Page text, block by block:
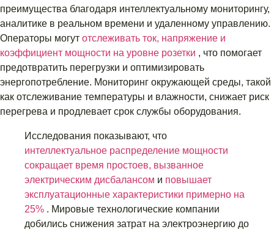
преимущества благодаря интеллектуальному мониторингу,
аналитике в реальном времени и удаленному управлению.
Операторы могут отслеживать ток, напряжение и
коэффициент мощности на уровне розетки , что помогает
предотвратить перегрузки и оптимизировать
энергопотребление. Мониторинг окружающей среды, такой
как отслеживание температуры и влажности, снижает риск
перегрева и продлевает срок службы оборудования.
Исследования показывают, что
интеллектуальное распределение мощности
сокращает время простоев, вызванное
электрическим дисбалансом и повышает
эксплуатационные характеристики примерно на
25% . Мировые технологические компании
добились снижения затрат на электроэнергию до